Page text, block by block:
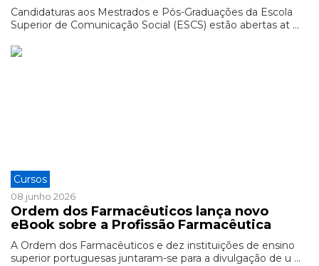
Candidaturas aos Mestrados e Pós-Graduações da Escola
Superior de Comunicação Social (ESCS) estão abertas at ...
Cursos
08 junho 2026
Ordem dos Farmacêuticos lança novo
eBook sobre a Profissão Farmacêutica
A Ordem dos Farmacêuticos e dez instituições de ensino
superior portuguesas juntaram-se para a divulgação de u ...